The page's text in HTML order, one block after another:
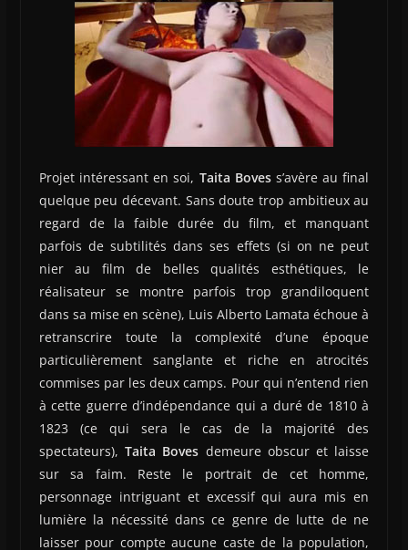
Projet intéressant en soi, Taita Bovess’avère au final
quelque peu décevant. Sans doute trop ambitieux au
regard de la faible durée du film, et manquant
parfois de subtilités dans ses effets (si on ne peut
nier au film de belles qualités esthétiques, le
réalisateur se montre parfois trop grandiloquent
dans sa mise en scène), Luis Alberto Lamata échoue à
retranscrire toute la complexité d’une époque
particulièrement sanglante et riche en atrocités
commises par les deux camps. Pour qui n’entend rien
à cette guerre d’indépendance qui a duré de 1810 à
1823 (ce qui sera le cas de la majorité des
spectateurs), Taita Boves demeure obscur et laisse
sur sa faim. Reste le portrait de cet homme,
personnage intriguant et excessif qui aura mis en
lumière la nécessité dans ce genre de lutte de ne
laisser pour compte aucune caste de la population,